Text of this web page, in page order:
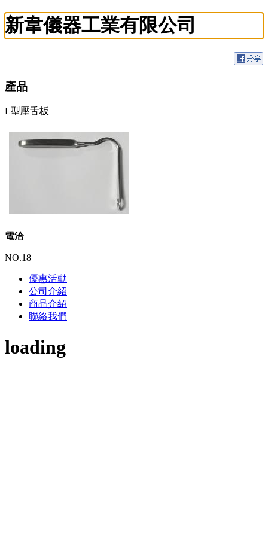
新韋儀器工業有限公司
產品
L型壓舌板
電洽
NO.18
優惠活動
公司介紹
商品介紹
聯絡我們
loading